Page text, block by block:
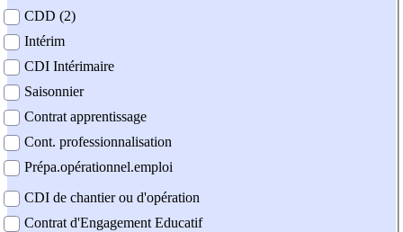
CDD (2)
Intérim
CDI Intérimaire
Saisonnier
Contrat apprentissage
Cont. professionnalisation
Prépa.opérationnel.emploi
CDI de chantier ou d'opération
Contrat d'Engagement Educatif